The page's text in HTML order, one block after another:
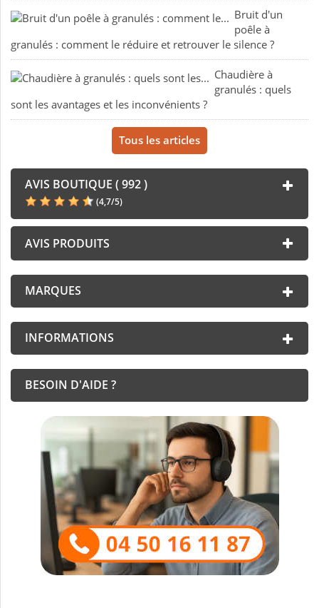
Bruit d'un
poêle à
granulés : comment le réduire et retrouver le silence ?
Chaudière à
granulés : quels
sont les avantages et les inconvénients ?
Tous les articles
AVIS BOUTIQUE ( 992 )
(4,7/5)
AVIS PRODUITS
MARQUES
INFORMATIONS
BESOIN D'AIDE ?